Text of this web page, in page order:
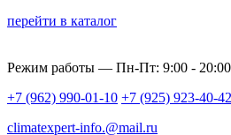
перейти в каталог
Режим работы — Пн-Пт: 9:00 -
+7 (962) 990-01-10 +7 (925) 923-40-42
climatexpert-info.@mail.ru